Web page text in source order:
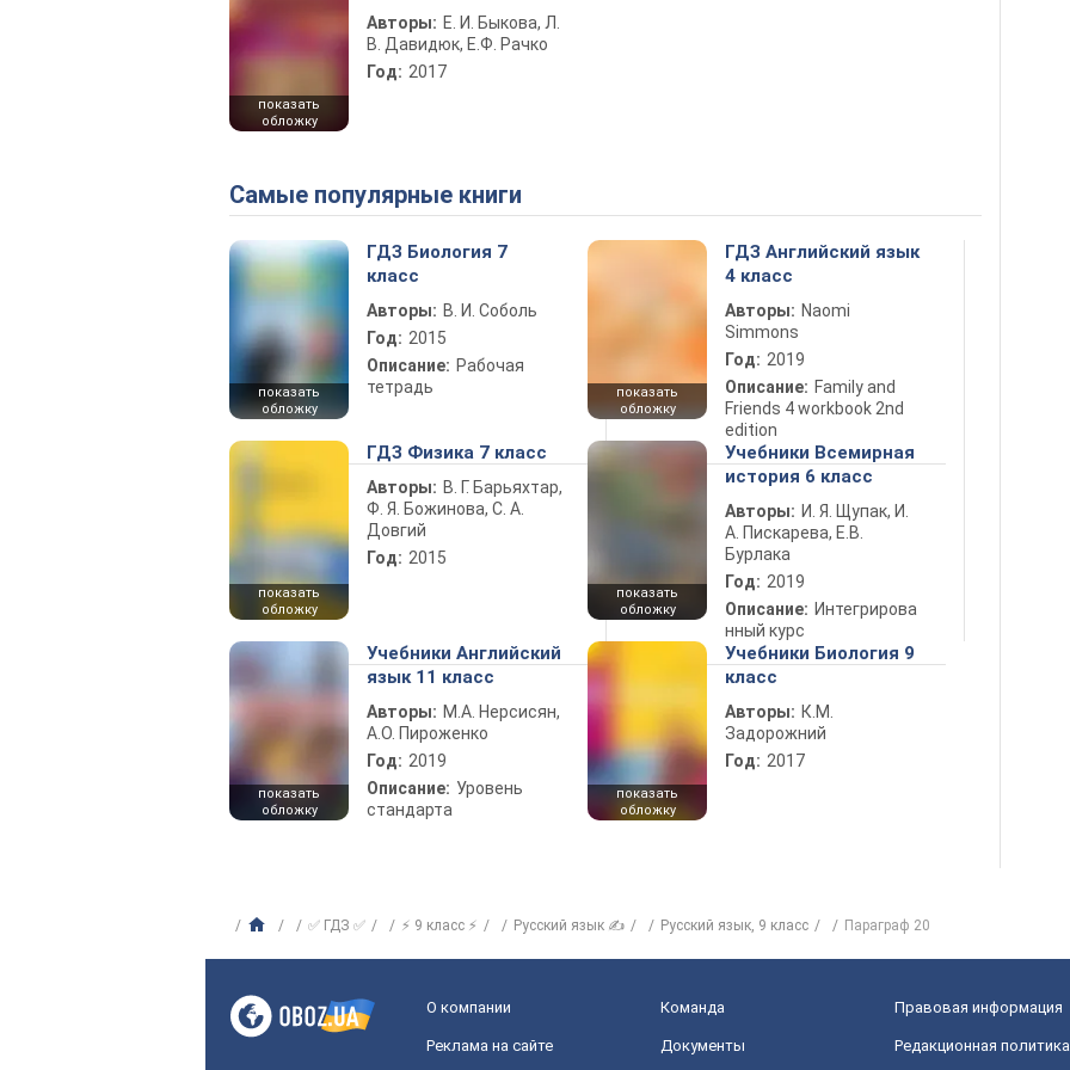
показать
обложку
Авторы: Е. И. Быкова, Л.
В. Давидюк, Е.Ф. Рачко
Год: 2017
Самые популярные книги
показать
обложку
ГДЗ Биология 7
класс
Авторы: В. И. Соболь
Год: 2015
Описание: Рабочая
тетрадь
показать
обложку
ГДЗ Английский язык
4 класс
Авторы: Naomi
Simmons
Год: 2019
Описание: Family and
Friends 4 workbook 2nd
edition
показать
обложку
ГДЗ Физика 7 класс
Авторы: В. Г. Барьяхтар,
Ф. Я. Божинова, С. А.
Довгий
Год: 2015
показать
обложку
Учебники Всемирная
история 6 класс
Авторы: И. Я. Щупак, И.
А. Пискарева, Е.В.
Бурлака
Год: 2019
Описание: Интегрирова
нный курс
показать
обложку
Учебники Английский
язык 11 класс
Авторы: М.А. Нерсисян,
А.О. Пироженко
Год: 2019
Описание: Уровень
стандарта
показать
обложку
Учебники Биология 9
класс
Авторы: К.М.
Задорожний
Год: 2017
✅ ГДЗ ✅ ⚡ 9 класс ⚡ Русский язык ✍ Русский язык, 9 класс Параграф 20
О компании Команда Правовая информация
Реклама на сайте Документы Редакционная политика